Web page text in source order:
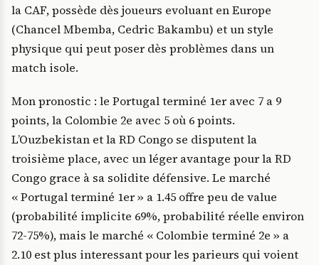
la CAF, possède dès joueurs evoluant en Europe
(Chancel Mbemba, Cedric Bakambu) et un style
physique qui peut poser dès problèmes dans un
match isole.
Mon pronostic : le Portugal terminé 1er avec 7 a 9
points, la Colombie 2e avec 5 où 6 points.
L’Ouzbekistan et la RD Congo se disputent la
troisième place, avec un léger avantage pour la RD
Congo grace à sa solidite défensive. Le marché
« Portugal terminé 1er » a 1.45 offre peu de value
(probabilité implicite 69%, probabilité réelle environ
72-75%), mais le marché « Colombie terminé 2e » a
2.10 est plus interessant pour les parieurs qui voient